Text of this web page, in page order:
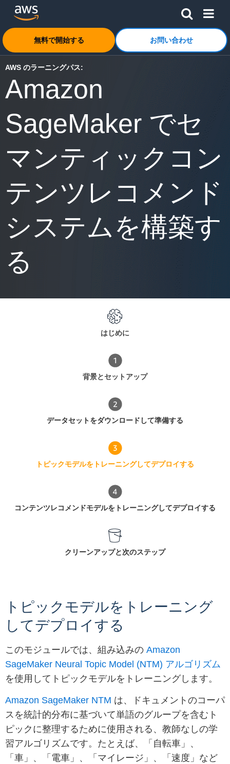
メインコンテンツに移動
アマゾン ウェブ サービスのホームページに戻るには、こ
無料で開始する お問い合わせ
AWS のラーニングパス:
Amazon
SageMaker でセ
マンティックコン
テンツレコメンド
システムを構築す
る
はじめに
背景とセットアップ
データセットをダウンロードして準備する
トピックモデルをトレーニングしてデプロイする
コンテンツレコメンドモデルをトレーニングしてデプロイする
クリーンアップと次のステップ
トピックモデルをトレーニング
してデプロイする
このモジュールでは、組み込みの Amazon
SageMaker Neural Topic Model (NTM) アルゴリズム
を使用してトピックモデルをトレーニングします。
Amazon SageMaker NTM は、ドキュメントのコーパ
スを統計的分布に基づいて単語のグループを含むト
ピックに整理するために使用される、教師なしの学
習アルゴリズムです。たとえば、「自転車」、
「車」、「電車」、「マイレージ」、「速度」など